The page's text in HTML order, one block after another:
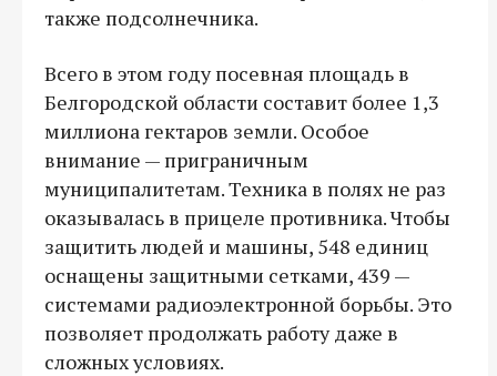
также подсолнечника.
Всего в этом году посевная площадь в
Белгородской области составит более 1,3
миллиона гектаров земли. Особое
внимание — приграничным
муниципалитетам. Техника в полях не раз
оказывалась в прицеле противника. Чтобы
защитить людей и машины, 548 единиц
оснащены защитными сетками, 439 —
системами радиоэлектронной борьбы. Это
позволяет продолжать работу даже в
сложных условиях.